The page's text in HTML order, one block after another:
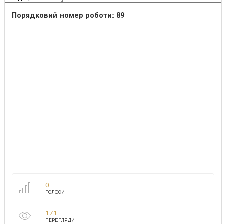
Порядковий номер роботи: 89
0
ГОЛОСИ
171
ПЕРЕГЛЯДИ